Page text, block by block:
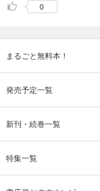
0
まるごと無料本！
発売予定一覧
新刊・続巻一覧
特集一覧